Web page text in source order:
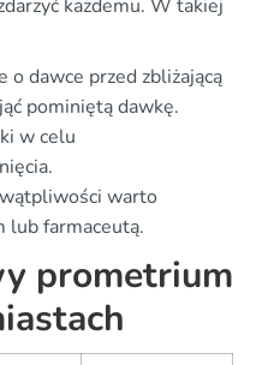
każdemu. W takiej
o dawce przed zbliżającą
pominiętą dawkę.
w celu
warto
lub farmaceutą.
prometrium